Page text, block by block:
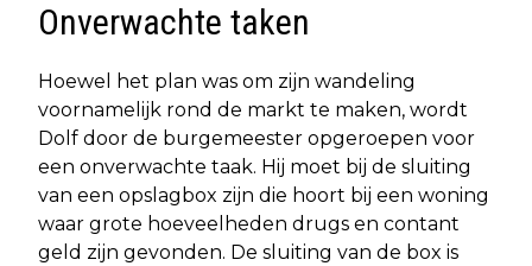
Onverwachte taken
Hoewel het plan was om zijn wandeling
voornamelijk rond de markt te maken, wordt
Dolf door de burgemeester opgeroepen voor
een onverwachte taak. Hij moet bij de sluiting
van een opslagbox zijn die hoort bij een woning
waar grote hoeveelheden drugs en contant
geld zijn gevonden. De sluiting van de box is